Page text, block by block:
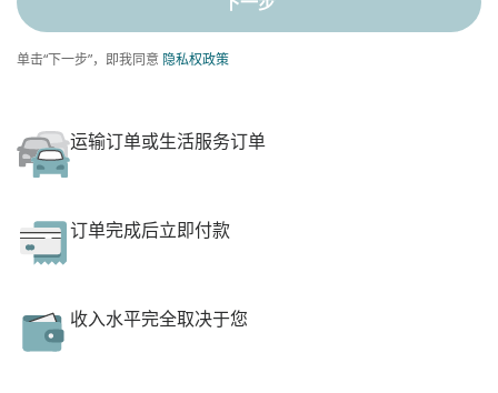
单击“下一步”，即我同意 隐私权政策
运输订单或生活服务订单
订单完成后立即付款
收入水平完全取决于您